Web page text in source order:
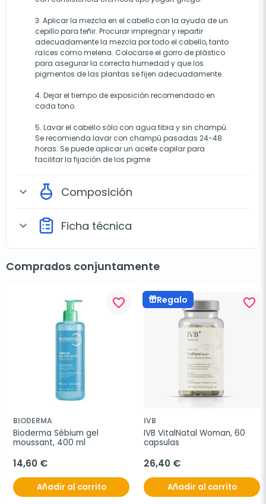
3. Aplicar la mezcla en el cabello con la ayuda de un
cepillo para teñir. Procurar impregnar y repartir
adecuadamente la mezcla por todo el cabello, tanto
raíces como melena. Colocarse el gorro de plástico
para asegurar la correcta humedad y que los
pigmentos de las plantas se fijen adecuadamente.
4. Dejar el tiempo de exposición recomendado en
cada tono.
5. Lavar el cabello sólo con agua tibia y sin champú.
Se recomienda lavar con champú pasadas 24-48
horas. Se puede aplicar un aceite capilar para
facilitar la fijación de los pigme
expand_more Composición
expand_more Ficha técnica
Comprados conjuntamente
favorite_border
BIODERMA
Bioderma Sébium gel
moussant, 400 ml
14,60 €
Añadir al carrito
Regalo favorite_border
IVB
IVB VitalNatal Woman, 60
capsulas
26,40 €
Añadir al carrito